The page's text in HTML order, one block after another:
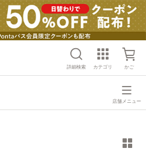
詳細検索 カテゴリ かご
店舗メニュー